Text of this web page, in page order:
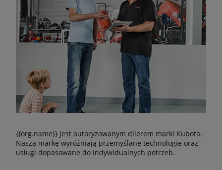
{{org.name}} jest autoryzowanym dilerem marki Kubota.
Naszą markę wyróżniają przemyślane technologie oraz
usługi dopasowane do indywidualnych potrzeb.